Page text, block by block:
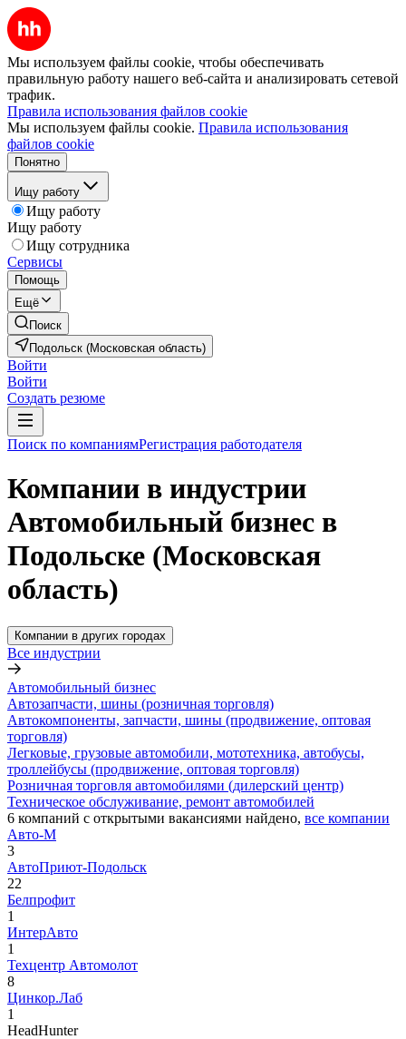
Мы используем файлы cookie, чтобы обеспечивать
правильную работу нашего веб-сайта и анализировать сетевой
трафик.
Правила использования файлов cookie
Мы используем файлы cookie. Правила использования
файлов cookie
Понятно
Ищу работу
Ищу работу
Ищу работу
Ищу сотрудника
Сервисы
Помощь
Ещё
Поиск
Подольск (Московская область)
Войти
Войти
Создать резюме
Поиск по компаниямРегистрация работодателя
Компании в индустрии
Автомобильный бизнес в
Подольске (Московская
область)
Компании в других городах
Все индустрии
Автомобильный бизнес
Автозапчасти, шины (розничная торговля)
Автокомпоненты, запчасти, шины (продвижение, оптовая
торговля)
Легковые, грузовые автомобили, мототехника, автобусы,
троллейбусы (продвижение, оптовая торговля)
Розничная торговля автомобилями (дилерский центр)
Техническое обслуживание, ремонт автомобилей
6 компаний с открытыми вакансиями найдено, все компании
Авто-М
3
АвтоПриют-Подольск
22
Белпрофит
1
ИнтерАвто
1
Техцентр Автомолот
8
Цинкор.Лаб
1
HeadHunter